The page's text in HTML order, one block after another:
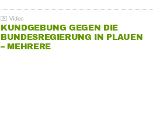
KUNDGEBUNG GEGEN DIE
BUNDESREGIERUNG IN PLAUEN
– MEHRERE